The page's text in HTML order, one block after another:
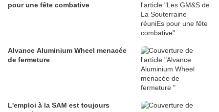
pour une fête combative
Alvance Aluminium Wheel menacée
de fermeture
L'emploi à la SAM est toujours